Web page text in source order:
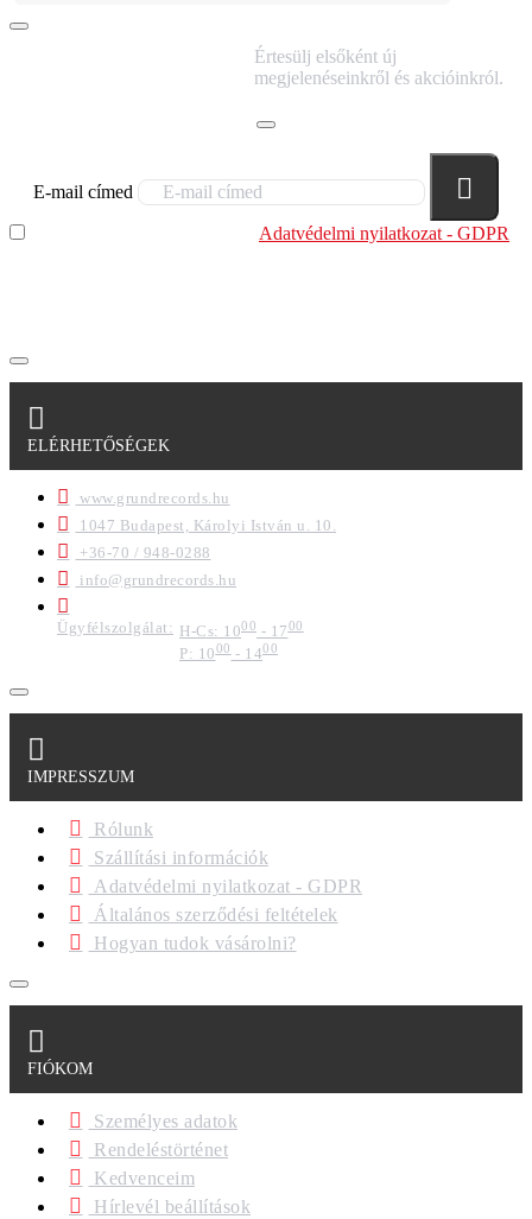
Értesülj elsőként új
megjelenéseinkről és akcióinkról.
E-mail címed
Adatvédelmi nyilatkozat - GDPR
ELÉRHETŐSÉGEK
www.grundrecords.hu
1047 Budapest, Károlyi István u. 10.
+36-70 / 948-0288
info@grundrecords.hu
Ügyfélszolgálat: H-Cs: 1000 - 1700
P: 1000- 1400
IMPRESSZUM
Rólunk
Szállítási információk
Adatvédelmi nyilatkozat - GDPR
Általános szerződési feltételek
Hogyan tudok vásárolni?
FIÓKOM
Személyes adatok
Rendeléstörténet
Kedvenceim
Hírlevél beállítások